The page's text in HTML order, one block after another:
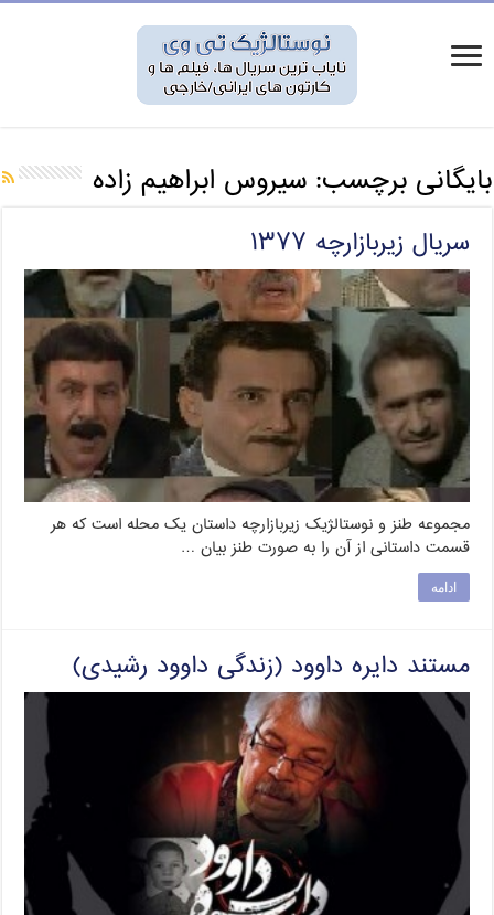
بایگانی برچسب:سیروس ابراهیم زاده
سریال زیربازارچه ۱۳۷۷
مجموعه طنز و نوستالژیک زیربازارچه داستان یک محله است که هر
قسمت داستانی از آن را به صورت طنز بیان …
ادامه
مستند دایره داوود (زندگی داوود رشیدی)